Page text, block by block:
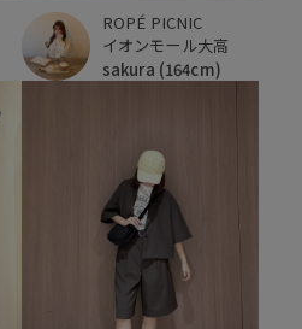
ROPÉ PICNIC
イオンモール大高
sakura (164cm)